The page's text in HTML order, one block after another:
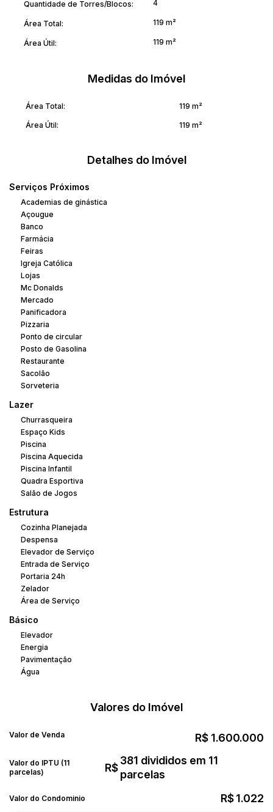
Quantidade de Torres/Blocos: 4
Área Total: 119 m²
Área Útil: 119 m²
Medidas do Imóvel
Área Total: 119 m²
Área Útil: 119 m²
Detalhes do Imóvel
Serviços Próximos
Academias de ginástica
Açougue
Banco
Farmácia
Feiras
Igreja Católica
Lojas
Mc Donalds
Mercado
Panificadora
Pizzaria
Ponto de circular
Posto de Gasolina
Restaurante
Sacolão
Sorveteria
Lazer
Churrasqueira
Espaço Kids
Piscina
Piscina Aquecida
Piscina Infantil
Quadra Esportiva
Salão de Jogos
Estrutura
Cozinha Planejada
Despensa
Elevador de Serviço
Entrada de Serviço
Portaria 24h
Zelador
Área de Serviço
Básico
Elevador
Energia
Pavimentação
Água
Valores do Imóvel
R$ 1.600.000
Valor de Venda
Valor do IPTU (11
parcelas)
R$
381 divididos em 11
parcelas
Valor do Condominio R$1.022